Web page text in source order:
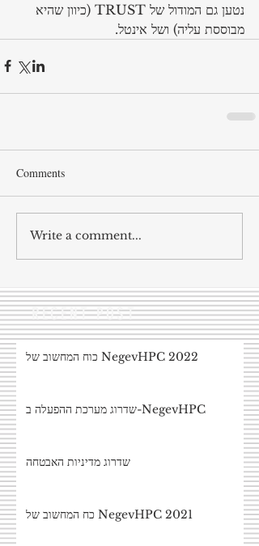
נטען גם המודול של TRUST (כיוון שהיא
מבוססת עליה) ושל אינטל.
Comments
Write a comment...
RECENT POST
כוח המחשוב של NegevHPC 2022
שדרוג מערכת ההפעלה ב-NegevHPC
שדרוג מדיניות האבטחה
כח המחשוב של NegevHPC 2021